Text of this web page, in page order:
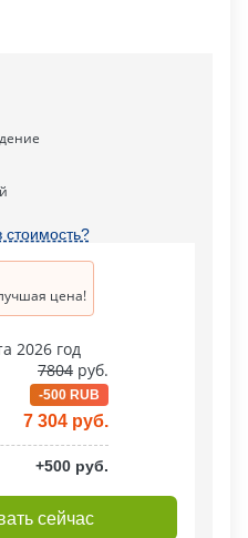
стоимость?
цена!
2026 год
7804 руб.
-500 RUB
7 304 руб.
+500 руб.
сейчас